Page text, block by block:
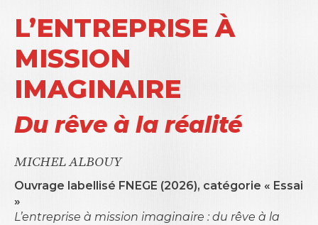
L’ENTREPRISE À
MISSION
IMAGINAIRE
Du rêve à la réalité
MICHEL ALBOUY
Ouvrage labellisé FNEGE (2026), catégorie « Essai
»
L’entreprise à mission imaginaire : du rêve à la